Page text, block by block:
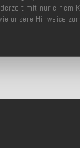
mit nur einem
unsere Hinweise